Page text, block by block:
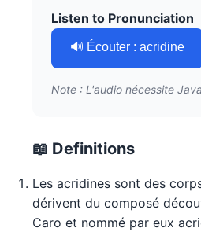
Listen to Pronunciation
🔊 Écouter : acridine
Note : L'audio nécessite
📖 Definitions
Les acridines sont des
dérivent du composé
Caro et nommé par eux